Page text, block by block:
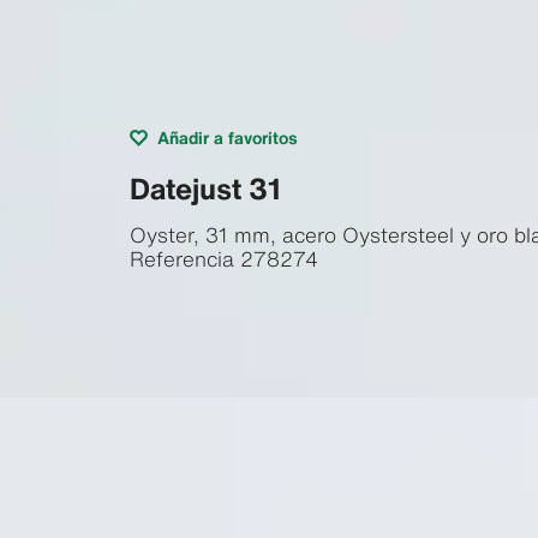
Añadir a favoritos
Datejust 31
Oyster, 31 mm, acero Oystersteel y oro
Referencia 278274